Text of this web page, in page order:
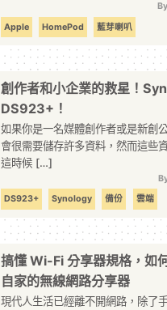
Apple
HomePod 藍芽喇叭
創作者和小企業的救星！
DS923+！
如果你是一名媒體創作者或是新創
會很需要儲存許多資料，然而這些
這時候 […]
DS923+
Synology 備份 雲端
搞懂 Wi-Fi 分享器規格，如
自家的無線網路分享器
現代人生活已經離不開網路，除了